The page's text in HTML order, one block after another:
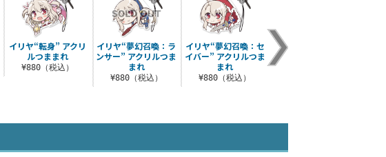
イリヤ“転身” アクリ
ルつままれ
¥880（税込）
イリヤ“夢幻召喚：ラ
ンサー” アクリルつま
まれ
¥880（税込）
イリヤ“夢幻召喚：セ
イバー” アクリルつま
まれ
¥880（税込）